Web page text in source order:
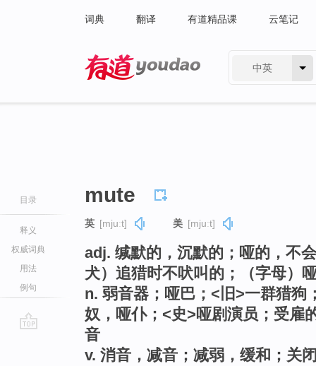
词典 翻译 有道精品课 云笔记
中英
目录
释义
权威词典
用法
例句
mute
英 [mjuːt] 美 [mjuːt]
adj. 缄默的，沉默的；哑的，不
犬）追猎时不吠叫的；（字母）
n. 弱音器；哑巴；<旧>一群猎狗
奴，哑仆；<史>哑剧演员；受雇
音
v. 消音，减音；减弱，缓和；关